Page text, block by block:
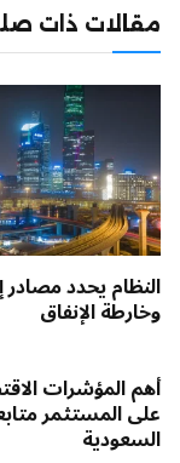
مقالات ذات
النظام يحدد مصادر
وخارطة الإنفاق
أهم المؤشرات
على المستثمر
السعودية